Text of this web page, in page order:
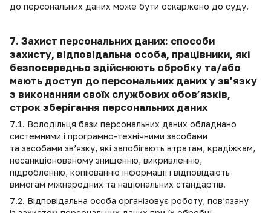
до персональних даних може бути оскаржено до суду.
7. Захист персональних даних: способи
захисту, відповідальна особа, працівники, які
безпосередньо здійснюють обробку та/або
мають доступ до персональних даних у зв’язку
з виконанням своїх службових обов’язків,
строк зберігання персональних даних
7.1. Володільця бази персональних даних обладнано
системними і програмно-технічними засобами
та засобами зв’язку, які запобігають втратам, крадіжкам,
несанкціонованому знищенню, викривленню,
підробленню, копіюванню інформації і відповідають
вимогам міжнародних та національних стандартів.
7.2. Відповідальна особа організовує роботу, пов’язану